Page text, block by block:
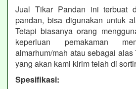
Jual Tikar Pandan ini terbuat
pandan, bisa digunakan untuk
Tetapi biasanya orang
keperluan pemakaman
almarhum/mah atau sebagai alas
yang akan kami kirim telah di
Spesifikasi: